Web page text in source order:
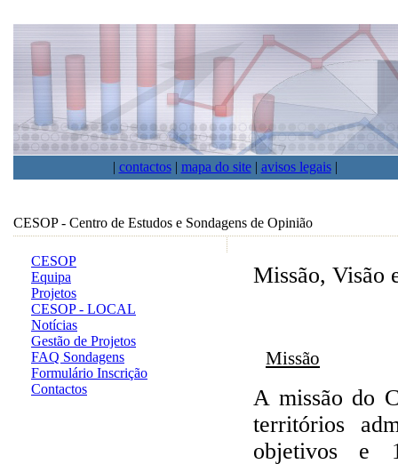
| contactos| mapa do site| avisos legais|
CESOP - Centro de Estudos e Sondagens de Opinião
CESOP
Equipa
Projetos
CESOP - LOCAL
Notícias
Gestão de Projetos
FAQ Sondagens
Formulário Inscrição
Contactos
Missão, Visão
Missão
A missão do
territórios
objetivos e